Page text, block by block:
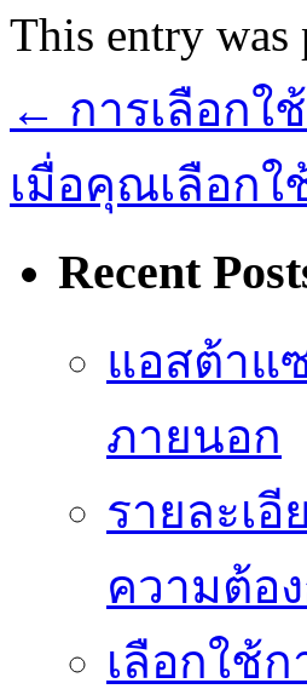
This entry was
← การเลือกใ
เมื่อคุณเลือกใ
Recent
แอสต้าแ
ภายนอก
รายละเ
ความต้อ
เลือกใช้